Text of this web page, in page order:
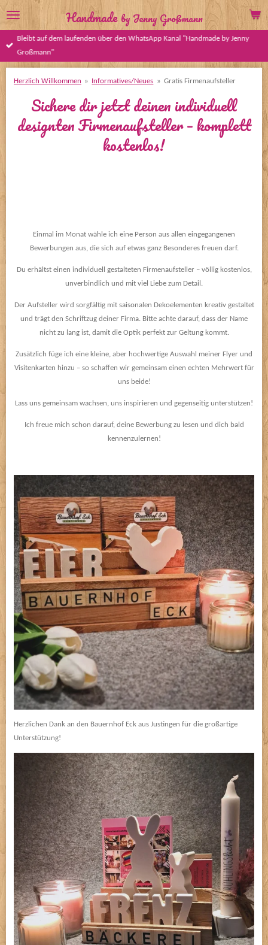
Zum
Hauptinhalt
springen
Handmade by Jenny Großmann
Bleibt auf dem laufenden über den WhatsApp Kanal "Handmade by Jenny
Großmann"
Herzlich Willkommen » Informatives/Neues » Gratis Firmenaufsteller
Sichere dir jetzt deinen individuell
designten Firmenaufsteller – komplett
kostenlos!
Einmal im Monat wähle ich eine Person aus allen eingegangenen
Bewerbungen aus, die sich auf etwas ganz Besonderes freuen darf.
Du erhältst einen individuell gestalteten Firmenaufsteller – völlig kostenlos,
unverbindlich und mit viel Liebe zum Detail.
Der Aufsteller wird sorgfältig mit saisonalen Dekoelementen kreativ gestaltet
und trägt den Schriftzug deiner Firma. Bitte achte darauf, dass der Name
nicht zu lang ist, damit die Optik perfekt zur Geltung kommt.
Zusätzlich füge ich eine kleine, aber hochwertige Auswahl meiner Flyer und
Visitenkarten hinzu – so schaffen wir gemeinsam einen echten Mehrwert für
uns beide!
Lass uns gemeinsam wachsen, uns inspirieren und gegenseitig unterstützen!
Ich freue mich schon darauf, deine Bewerbung zu lesen und dich bald
kennenzulernen!
Herzlichen Dank an den Bauernhof Eck aus Justingen für die großartige
Unterstützung!